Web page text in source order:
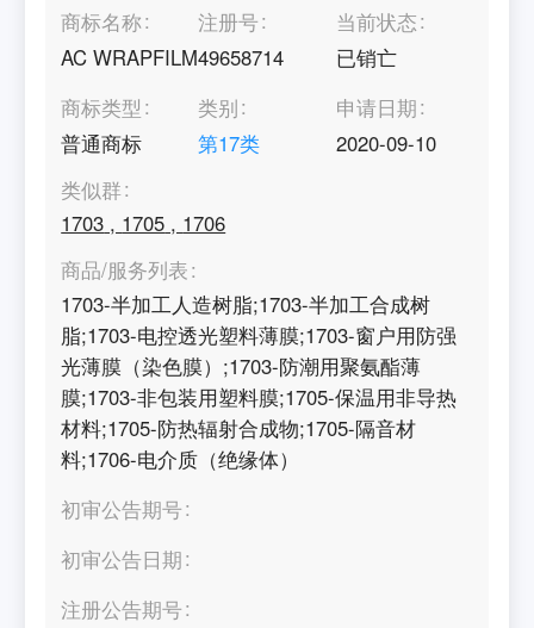
商标名称
AC WRAPFILM
注册号
49658714
当前状态
已销亡
商标类型
普通商标
类别
第17类
申请日期
2020-09-10
类似群
1703 , 1705 , 1706
商品/服务列表
1703-半加工人造树脂;1703-半加工合成树
脂;1703-电控透光塑料薄膜;1703-窗户用防强
光薄膜（染色膜）;1703-防潮用聚氨酯薄
膜;1703-非包装用塑料膜;1705-保温用非导热
材料;1705-防热辐射合成物;1705-隔音材
料;1706-电介质（绝缘体）
初审公告期号
初审公告日期
注册公告期号